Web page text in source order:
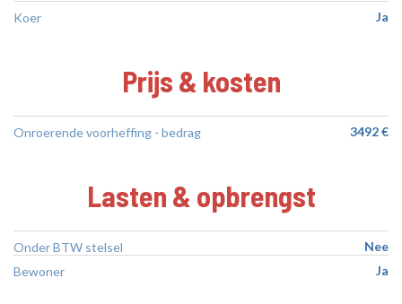
Koer
Ja
Prijs & kosten
Onroerende voorheffing - bedrag 3492 €
Lasten & opbrengst
Onder BTW stelsel
Nee
Bewoner
Ja